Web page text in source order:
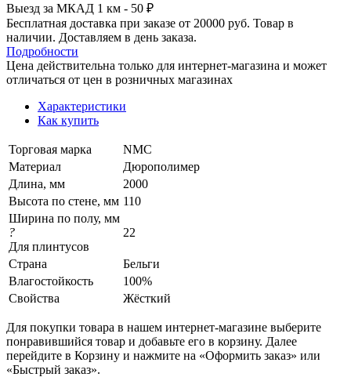
Выезд за МКАД 1 км - 50 ₽
Бесплатная доставка при заказе от 20000 руб. Товар в
наличии. Доставляем в день заказа.
Подробности
Цена действительна только для интернет-магазина и может
отличаться от цен в розничных магазинах
Характеристики
Как купить
Торговая марка
NMC
Материал
Дюрополимер
Длина, мм
2000
Высота по стене, мм 110
Ширина по полу, мм
?
Для плинтусов
22
Страна
Бельги
Влагостойкость
100%
Свойства
Жёсткий
Для покупки товара в нашем интернет-магазине выберите
понравившийся товар и добавьте его в корзину. Далее
перейдите в Корзину и нажмите на «Оформить заказ» или
«Быстрый заказ».